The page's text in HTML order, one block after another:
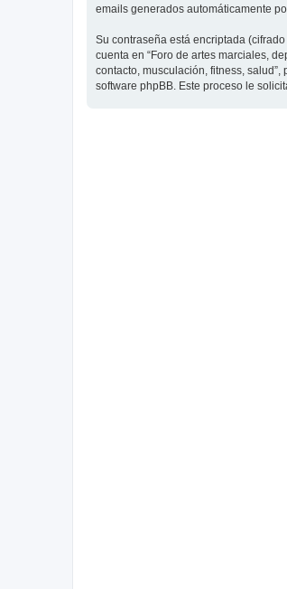
emails generados automáticamente
Su contraseña está encriptada
cuenta en “Foro de artes marciales,
contacto, musculación, fitness,
software phpBB. Este proceso le